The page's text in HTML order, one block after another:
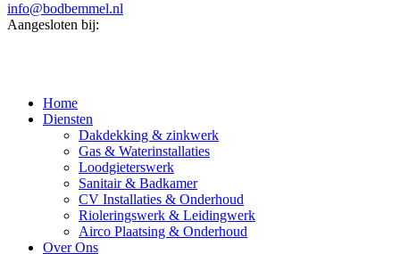
info@bodbemmel.nl
Aangesloten bij:
Home
Diensten
Dakdekking & zinkwerk
Gas & Waterinstallaties
Loodgieterswerk
Sanitair & Badkamer
CV Installaties & Onderhoud
Rioleringswerk & Leidingwerk
Airco Plaatsing & Onderhoud
Over Ons